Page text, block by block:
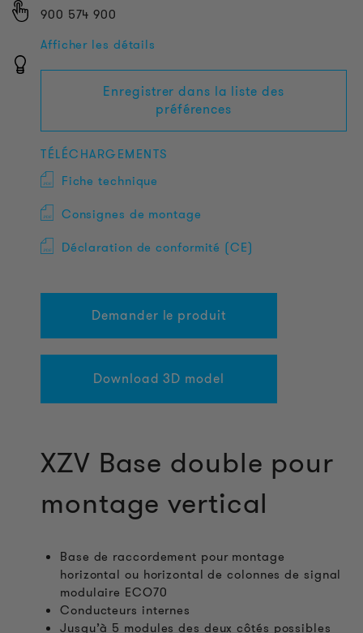
900 574 900
Afficher les détails
Enregistrer dans la liste des
préférences
TÉLÉCHARGEMENTS
Fiche technique
Consignes de montage
Déclaration de conformité (CE)
Demander le produit
Download 3D model
XZV Base double pour
montage vertical
Base de raccordement pour montage
horizontal ou horizontal de colonnes de signal
modulaire ECO70
Conducteurs internes
Jusqu’à 5 modules des deux côtés possibles